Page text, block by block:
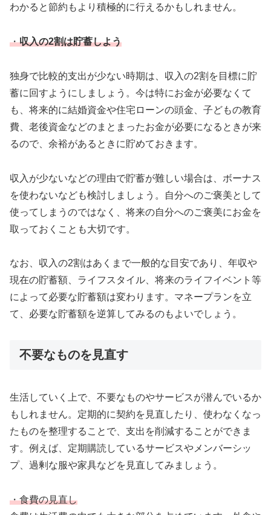
わかると節約もより積極的に行えるかもしれません。
・収入の2割は貯蓄しよう
独身で比較的支出が少ない時期は、収入の2割を目標に貯
蓄に回すようにしましょう。今は特にお金が必要なくて
も、将来的に結婚資金や住宅ローンの頭金、子どもの教育
費、老後資金などのまとまったお金が必要になるときが来
るので、余裕があるときに貯めておきます。
収入が少ないなどの理由で貯蓄が難しい場合は、ボーナス
を使わないなども検討しましょう。自分へのご褒美として
使ってしまうのではなく、将来の自分へのご褒美にお金を
取っておくことも大切です。
なお、収入の2割はあくまで一般的な目安であり、年収や
現在の貯蓄額、ライフスタイル、将来のライフイベント等
によって必要な貯蓄額は変わります。マネープランを立
て、必要な貯蓄額を逆算してみるのもよいでしょう。
不要なものを見直す
生活していく上で、不要なものやサービスが潜んでいるか
もしれません。定期的に契約を見直したり、使わなくなっ
たものを整理することで、支出を削減することができま
す。例えば、定期購読しているサービスやメンバーシッ
プ、過剰な服や家具などを見直してみましょう。
・食費の見直し